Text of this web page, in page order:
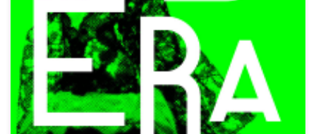
Valeria Vegas publica con Dos Bigotes un libro cargado de historia
—quizá, más microrrelatos que conforman esa gran semblanza—
del colectivo LGBTIAQ+ en España, titulado Libérate. La
diversidad, concretamente, de orientación sexual o de identidad
de género, ha sido un tema tabú: algo que se ha mantenido —
vivido— oculto durante décadas, […]